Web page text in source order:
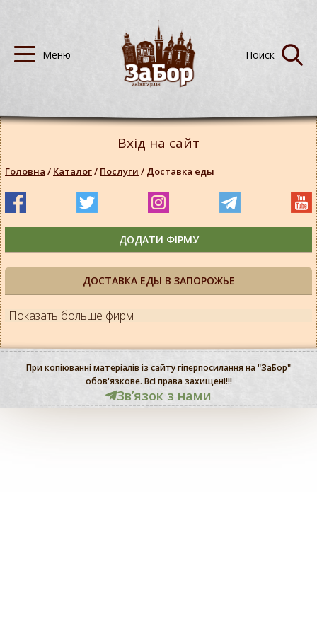
ДОСТАВКА ЕДЫ В ЗАПОРОЖЬЕ
Показать больше фирм
Вхід на сайт
Головна / Каталог/ Послуги / Доставка еды
ДОДАТИ ФІРМУ
При копіюванні матеріалів із сайту гіперпосилання на "ЗаБор"
обов'язкове. Всі права захищені!!!
Звʼязок з нами